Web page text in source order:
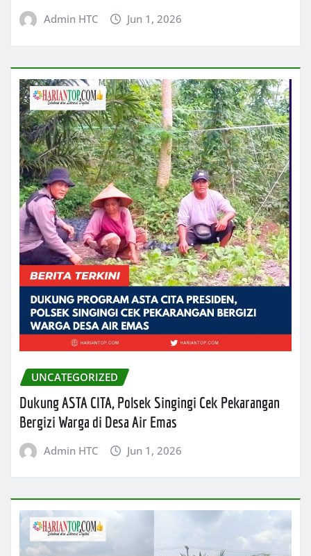
Admin HTC Jun 1, 2026
UNCATEGORIZED
Dukung ASTA CITA, Polsek Singingi Cek Pekarangan
Bergizi Warga di Desa Air Emas
Admin HTC Jun 1, 2026